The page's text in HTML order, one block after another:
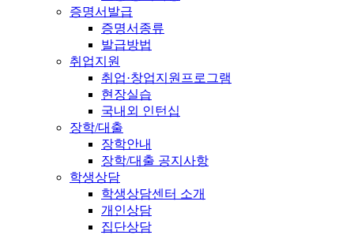
증명서발급
증명서종류
발급방법
취업지원
취업·창업지원프로그램
현장실습
국내외 인턴십
장학/대출
장학안내
장학/대출 공지사항
학생상담
학생상담센터 소개
개인상담
집단상담